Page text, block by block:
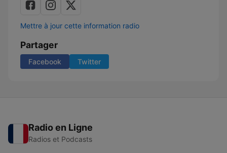
Mettre à jour cette information radio
Partager
Facebook Twitter
Radio en Ligne
Radios et Podcasts